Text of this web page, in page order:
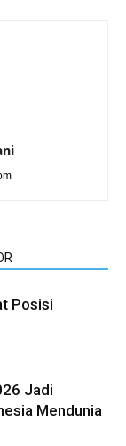
Posisi
Jadi
Mendunia